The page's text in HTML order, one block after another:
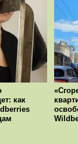
как